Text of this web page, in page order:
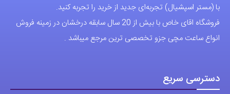
با (مستر اسپشیال) تجربه‌ای جدید از خرید را تجربه کنید.
فروشگاه اقای خاص با بیش از 20 سال سابقه درخشان در زمینه فروش
انواع ساعت مچی جزو تخصصی ترین مرجع میباشد .
دسترسی سریع